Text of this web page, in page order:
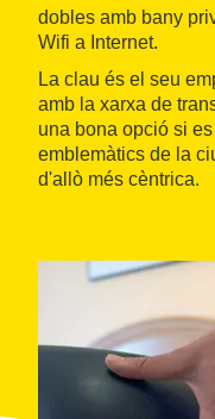
dobles amb bany
Wifi a Internet.
La clau és el seu
amb la xarxa de
una bona opció si
emblemàtics de la
d'allò més cèntrica.